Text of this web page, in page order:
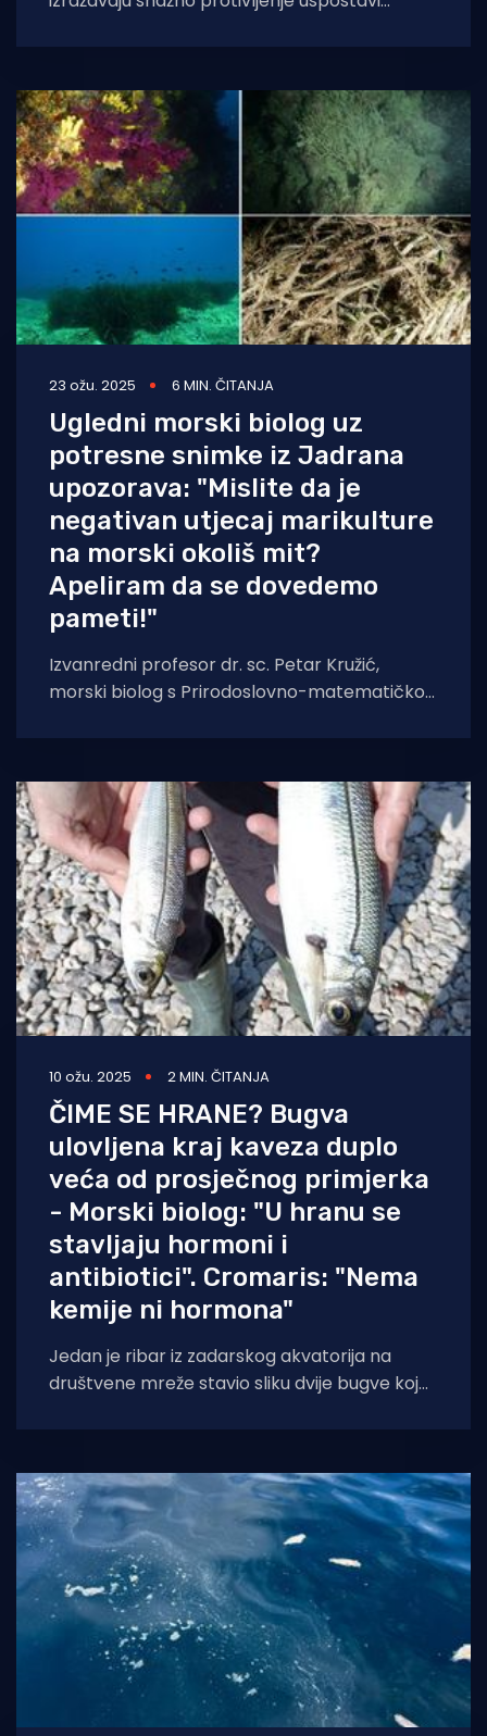
ovdje da bi uzgajalište
23 ožu. 2025 6 MIN. ČITANJA
Ugledni morski biolog uz
potresne snimke iz Jadrana
upozorava: "Mislite da je
negativan utjecaj marikulture
na morski okoliš mit?
Apeliram da se dovedemo
pameti!"
Izvanredni profesor dr. sc. Petar Kružić,
morski biolog s Prirodoslovno-matematičkog
temu o
10 ožu. 2025 2 MIN. ČITANJA
ČIME SE HRANE? Bugva
ulovljena kraj kaveza duplo
veća od prosječnog primjerka
- Morski biolog: "U hranu se
stavljaju hormoni i
antibiotici". Cromaris: "Nema
kemije ni hormona"
Jedan je ribar iz zadarskog akvatorija na
društvene mreže stavio sliku dvije bugve koje